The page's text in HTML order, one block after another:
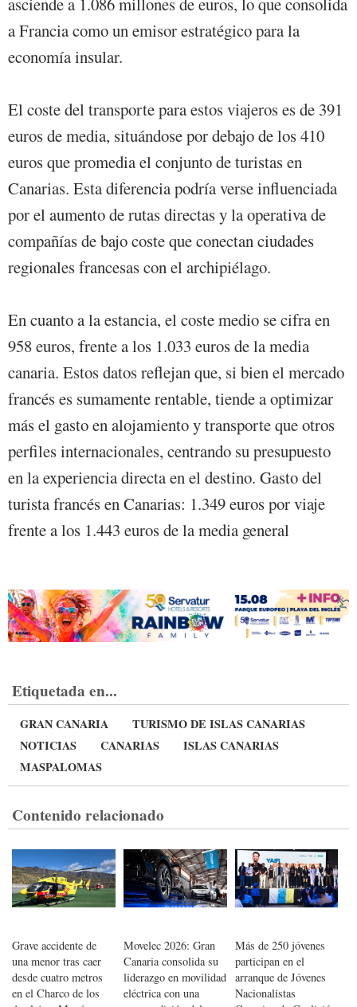
a Francia como un emisor estratégico para la
economía insular.
El coste del transporte para estos viajeros es de 391
euros de media, situándose por debajo de los 410
euros que promedia el conjunto de turistas en
Canarias. Esta diferencia podría verse influenciada
por el aumento de rutas directas y la operativa de
compañías de bajo coste que conectan ciudades
regionales francesas con el archipiélago.
En cuanto a la estancia, el coste medio se cifra en
958 euros, frente a los 1.033 euros de la media
canaria. Estos datos reflejan que, si bien el mercado
francés es sumamente rentable, tiende a optimizar
más el gasto en alojamiento y transporte que otros
perfiles internacionales, centrando su presupuesto
en la experiencia directa en el destino. Gasto del
turista francés en Canarias: 1.349 euros por viaje
frente a los 1.443 euros de la media general
Etiquetada en...
GRAN CANARIA
TURISMO DE ISLAS CANARIAS
NOTICIAS
CANARIAS
ISLAS CANARIAS
MASPALOMAS
Contenido relacionado
Grave accidente de
una menor tras caer
desde cuatro metros
en el Charco de los
Movelec 2026: Gran
Canaria consolida su
liderazgo en movilidad
eléctrica con una
Más de 250 jóvenes
participan en el
arranque de Jóvenes
Nacionalistas